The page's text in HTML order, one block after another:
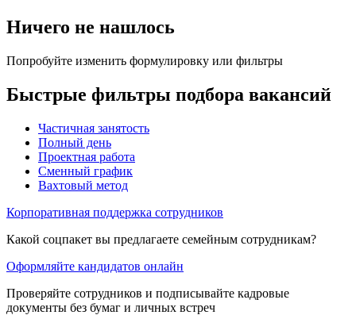
Ничего не нашлось
Попробуйте изменить формулировку или фильтры
Быстрые фильтры подбора вакансий
Частичная занятость
Полный день
Проектная работа
Сменный график
Вахтовый метод
Корпоративная поддержка сотрудников
Какой соцпакет вы предлагаете семейным сотрудникам?
Оформляйте кандидатов онлайн
Проверяйте сотрудников и подписывайте кадровые
документы без бумаг и личных встреч